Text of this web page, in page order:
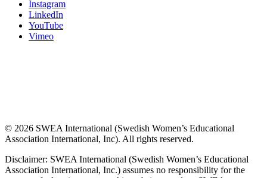
Instagram
LinkedIn
YouTube
Vimeo
© 2026 SWEA International (Swedish Women’s Educational
Association International, Inc). All rights reserved.
Disclaimer: SWEA International (Swedish Women’s Educational
Association International, Inc.) assumes no responsibility for the